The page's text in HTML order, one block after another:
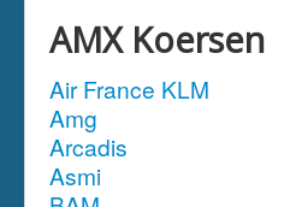
AMX Koersen
Air France KLM
Amg
Arcadis
Asmi